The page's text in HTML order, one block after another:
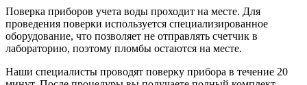
Поверка приборов учета воды проходит на месте. Для
проведения поверки используется специализированное
оборудование, что позволяет не отправлять счетчик в
лабораторию, поэтому пломбы остаются на месте.
Наши специалисты проводят поверку прибора в течение 20